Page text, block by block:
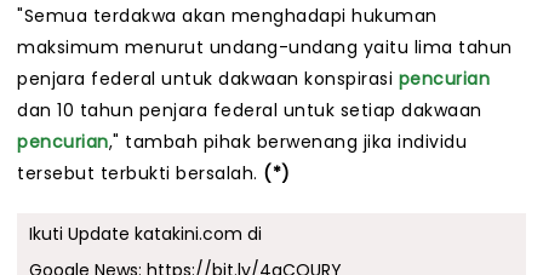
"Semua terdakwa akan menghadapi hukuman
maksimum menurut undang-undang yaitu lima tahun
penjara federal untuk dakwaan konspirasi pencurian
dan 10 tahun penjara federal untuk setiap dakwaan
pencurian," tambah pihak berwenang jika individu
tersebut terbukti bersalah. (*)
Ikuti Update katakini.com di